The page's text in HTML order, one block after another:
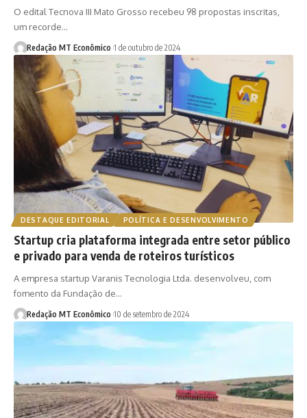
O edital Tecnova III Mato Grosso recebeu 98 propostas inscritas,
um recorde…
Redação MT Econômico 1 de outubro de 2024
DESTAQUE EDITORIAL POLÍTICA E DESENVOLVIMENTO
Startup cria plataforma integrada entre setor público
e privado para venda de roteiros turísticos
A empresa startup Varanis Tecnologia Ltda. desenvolveu, com
fomento da Fundação de…
Redação MT Econômico 10 de setembro de 2024